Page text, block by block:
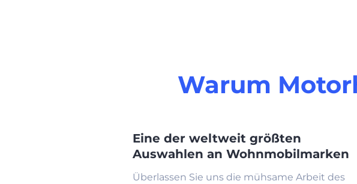
Warum
Eine der weltweit größten
Auswahlen an Wohnmobilmarken
Überlassen Sie uns die mühsame Arbeit des